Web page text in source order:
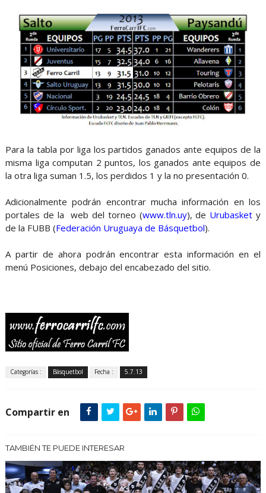
Para la tabla por liga los partidos ganados ante equipos de la
misma liga computan 2 puntos, los ganados ante equipos de
la otra liga suman 1.5, los perdidos 1 y la no presentación 0.
Adicionalmente podrán encontrar mucha información en los
portales de la web del torneo (www.tln.uy), de Urubasket y
de la FUBB (Federación Uruguaya de Básquetbol).
A partir de ahora podrán encontrar esta información en el
menú Posiciones, debajo del encabezado del sitio.
Categorías : Básquetbol Fecha : 5.7.13
Compartir en
TAMBIÉN TE PUEDE INTERESAR